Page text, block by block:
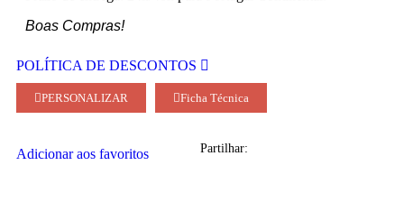
Boas Compras!
POLÍTICA DE DESCONTOS
PERSONALIZAR Ficha Técnica
Adicionar aos favoritos Partilhar: